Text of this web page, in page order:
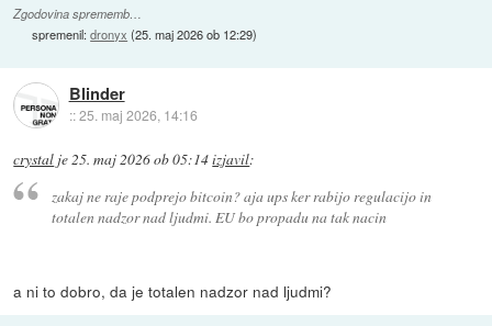
Zgodovina sprememb…
spremenil:dronyx (25. maj 2026 ob 12:29)
Blinder
::25. maj 2026, 14:16
crystal je25. maj 2026 ob 05:14izjavil:
zakaj ne raje podprejo bitcoin? aja ups ker rabijo regulacijo in
totalen nadzor nad ljudmi. EU bo propadu na tak nacin
a ni to dobro, da je totalen nadzor nad ljudmi?